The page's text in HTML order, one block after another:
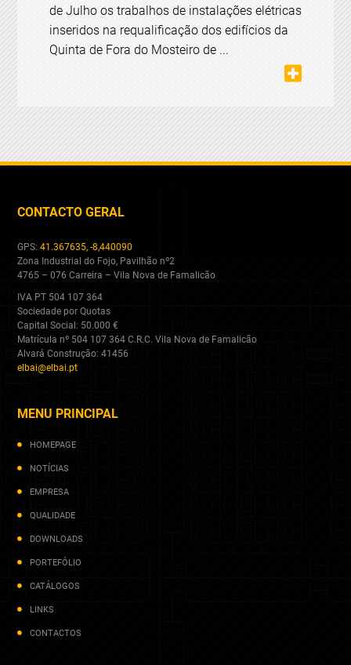
de Julho os trabalhos de instalações elétricas
inseridos na requalificação dos edifícios da
Quinta de Fora do Mosteiro de ...
CONTACTO GERAL
GPS:41.367635, -8,440090
Zona Industrial do Fojo, Pavilhão nº2
4765 – 076 Carreira – Vila Nova de Famalicão
IVA PT 504 107 364
Sociedade por Quotas
Capital Social: 50.000 €
Matrícula nº 504 107 364 C.R.C. Vila Nova de Famalicão
Alvará Construção: 41456
elbai@elbai.pt
MENU PRINCIPAL
HOMEPAGE
NOTÍCIAS
EMPRESA
QUALIDADE
DOWNLOADS
PORTEFÓLIO
CATÁLOGOS
LINKS
CONTACTOS